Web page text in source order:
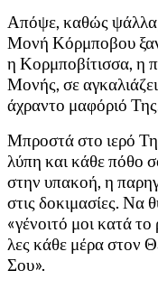
Απόψε, καθώς
Μονή Κόρμποβου
η Κορμποβίτισσα, η
Μονής, σε
άχραντο μαφόριό
Μπροστά στο ιερό
λύπη και κάθε πόθο
στην υπακοή, η
στις δοκιμασίες. Να
«γένοιτό μοι κατά
λες κάθε μέρα στον
Σου».